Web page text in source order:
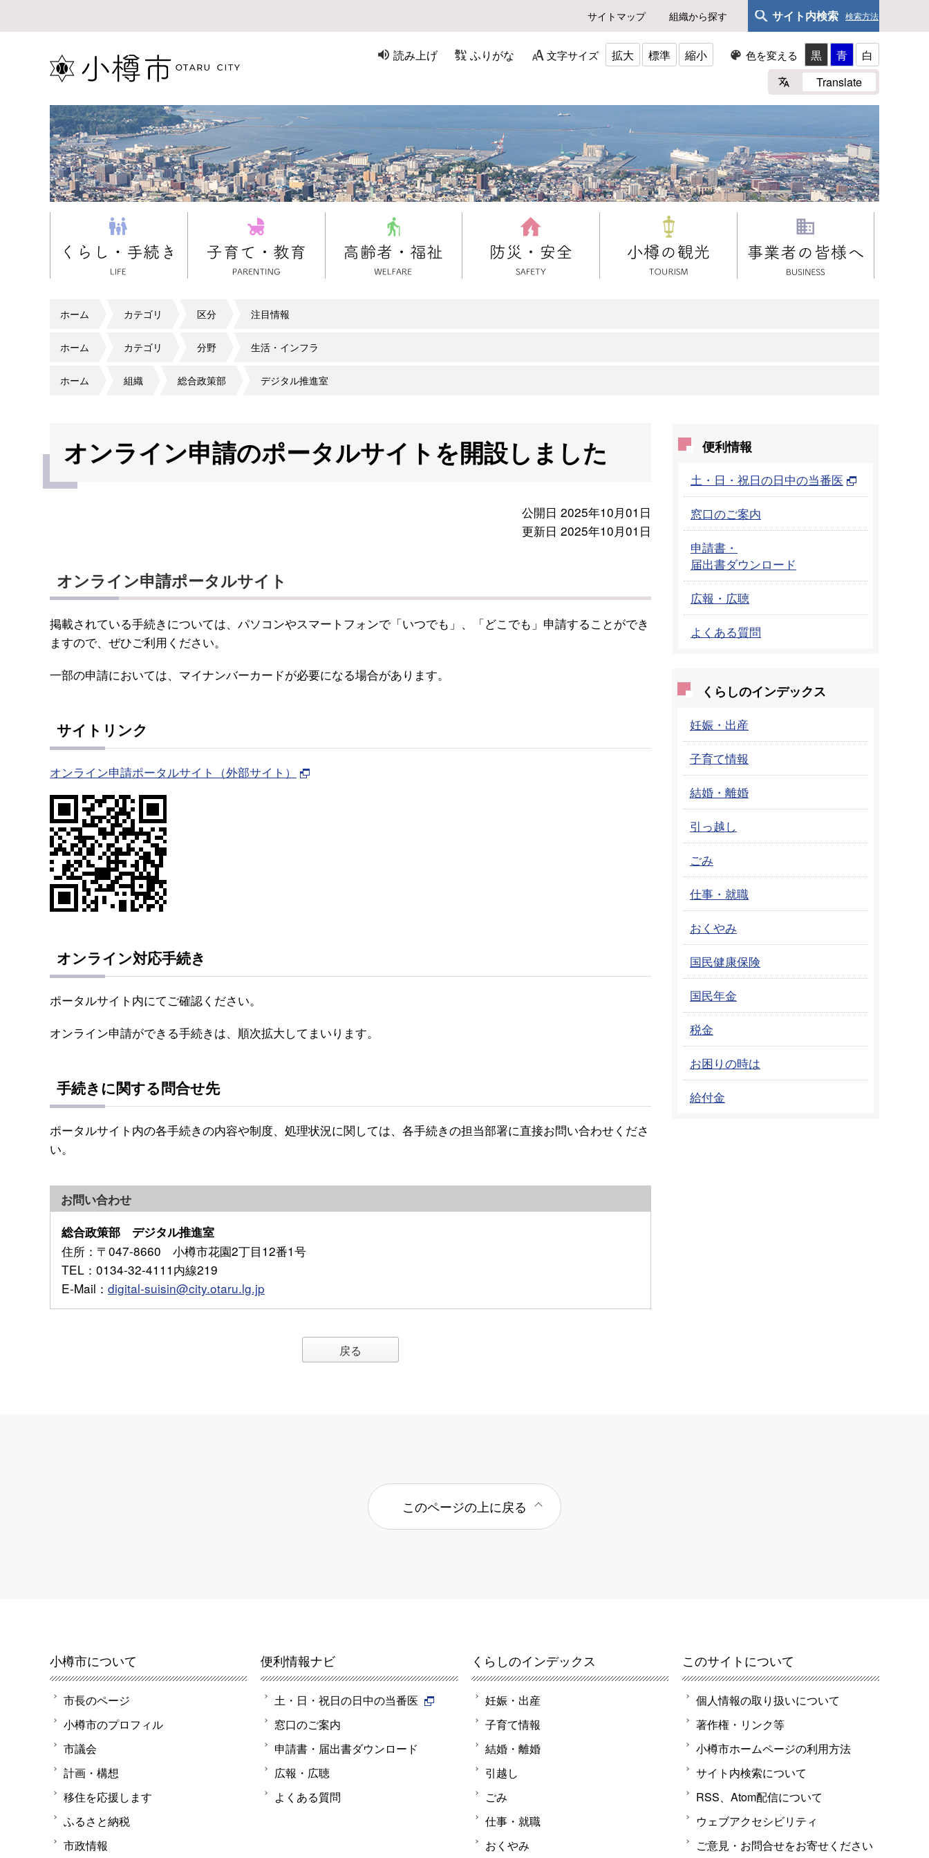
サイトマップ 組織から探す サイト内検索 検索方法
読み上げ ふりがな 文字サイズ 拡大 標準 縮小 色を変える 黒 青
白
Translate
ホーム カテゴリ 区分 注目情報
ホーム カテゴリ 分野 生活・インフラ
ホーム 組織 総合政策部 デジタル推進室
オンライン申請のポータルサイトを開設しました
公開日 2025年10月01日
更新日 2025年10月01日
オンライン申請ポータルサイト
掲載されている手続きについては、パソコンやスマートフォンで「いつでも」、「どこでも」申請することができ
ますので、ぜひご利用ください。
一部の申請においては、マイナンバーカードが必要になる場合があります。
サイトリンク
オンライン申請ポータルサイト（外部サイト）
オンライン対応手続き
ポータルサイト内にてご確認ください。
オンライン申請ができる手続きは、順次拡大してまいります。
手続きに関する問合せ先
ポータルサイト内の各手続きの内容や制度、処理状況に関しては、各手続きの担当部署に直接お問い合わせくださ
い。
お問い合わせ
総合政策部 デジタル推進室
住所 ：〒047-8660 小樽市花園2丁目12番1号
TEL ：0134-32-4111内線219
E-Mail ： digital-suisin@city.otaru.lg.jp
戻る
便利情報
土・日・祝日の日中の当番医
窓口のご案内
申請書・
届出書ダウンロード
広報・広聴
よくある質問
くらしのインデックス
妊娠・出産
子育て情報
結婚・離婚
引っ越し
ごみ
仕事・就職
おくやみ
国民健康保険
国民年金
税金
お困りの時は
給付金
このページの上に戻る
小樽市について
市長のページ
小樽市のプロフィル
市議会
計画・構想
移住を応援します
ふるさと納税
市政情報
便利情報ナビ
土・日・祝日の日中の当番医
窓口のご案内
申請書・届出書ダウンロード
広報・広聴
よくある質問
くらしのインデックス
妊娠・出産
子育て情報
結婚・離婚
引越し
ごみ
仕事・就職
おくやみ
このサイトについて
個人情報の取り扱いについて
著作権・リンク等
小樽市ホームページの利用方法
サイト内検索について
RSS、Atom配信について
ウェブアクセシビリティ
ご意見・お問合せをお寄せください